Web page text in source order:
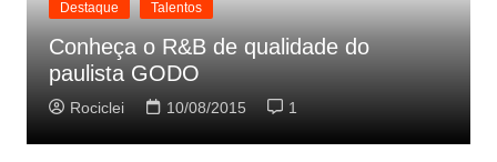
Destaque Talentos
Conheça o R&B de qualidade do
paulista GODO
Rociclei 10/08/2015 1